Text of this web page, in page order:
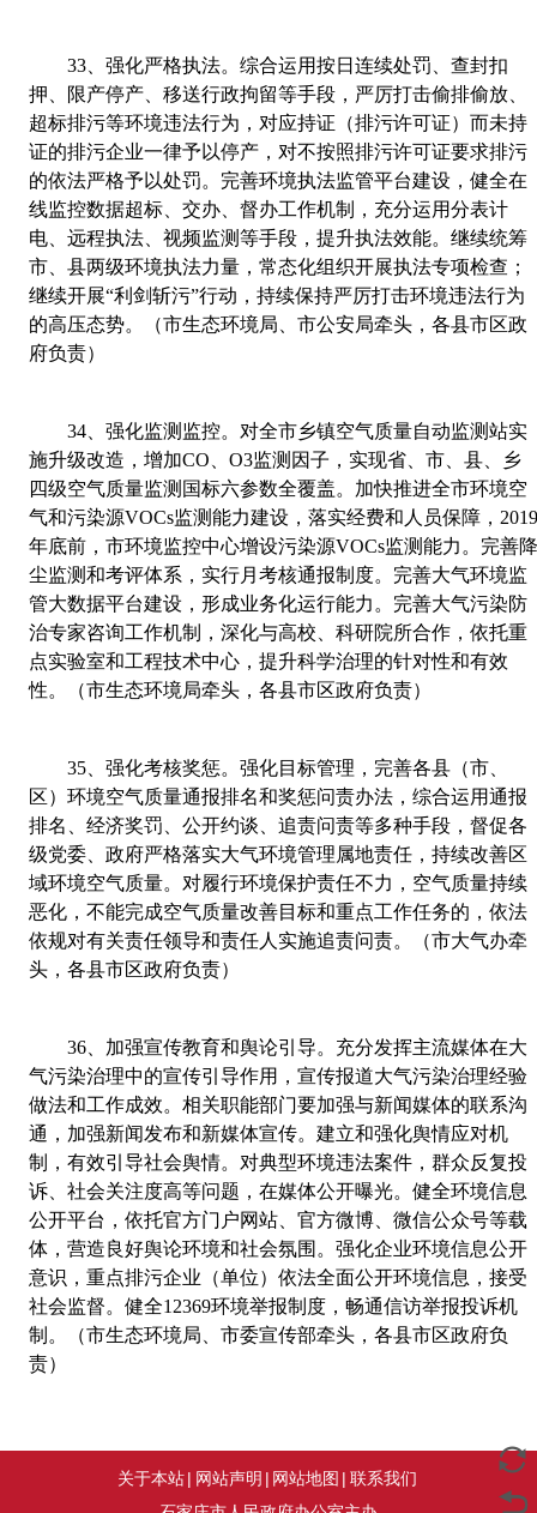
33 、强化严格执法。综合运用按日连续处罚、查封扣
押、限产停产、移送行政拘留等手段，严厉打击偷排偷放、
超标排污等环境违法行为，对应持证（排污许可证）而未持
证的排污企业一律予以停产，对不按照排污许可证要求排污
的依法严格予以处罚。完善环境执法监管平台建设，健全在
线监控数据超标、交办、督办工作机制，充分运用分表计
电、远程执法、视频监测等手段，提升执法效能。继续统筹
市、县两级环境执法力量，常态化组织开展执法专项检查；
继续开展“利剑斩污”行动，持续保持严厉打击环境违法行为
的高压态势。（市生态环境局、市公安局牵头，各县市区政
府负责）
34 、强化监测监控。对全市乡镇空气质量自动监测站实
施升级改造，增加CO 、O3监测因子，实现省、市、县、乡
四级空气质量监测国标六参数全覆盖。加快推进全市环境空
气和污染源VOCs监测能力建设，落实经费和人员保障，
年底前，市环境监控中心增设污染源VOCs监测能力。完善
尘监测和考评体系，实行月考核通报制度。完善大气环境监
管大数据平台建设，形成业务化运行能力。完善大气污染防
治专家咨询工作机制，深化与高校、科研院所合作，依托重
点实验室和工程技术中心，提升科学治理的针对性和有效
性。（市生态环境局牵头，各县市区政府负责）
35 、强化考核奖惩。强化目标管理，完善各县（市、
区）环境空气质量通报排名和奖惩问责办法，综合运用通报
排名、经济奖罚、公开约谈、追责问责等多种手段，督促各
级党委、政府严格落实大气环境管理属地责任，持续改善区
域环境空气质量。对履行环境保护责任不力，空气质量持续
恶化，不能完成空气质量改善目标和重点工作任务的，依法
依规对有关责任领导和责任人实施追责问责。（市大气办牵
头，各县市区政府负责）
36
加强宣传教育和舆论引导。充分发挥主流媒体在大
气污染治理中的宣传引导作用，宣传报道大气污染治理经验
做法和工作成效。相关职能部门要加强与新闻媒体的联系沟
通，加强新闻发布和新媒体宣传。建立和强化舆情应对机
制，有效引导社会舆情。对典型环境违法案件，群众反复投
诉、社会关注度高等问题，在媒体公开曝光。健全环境信息
公开平台，依托官方门户网站、官方微博、微信公众号等载
体，营造良好舆论环境和社会氛围。强化企业环境信息公开
意识，重点排污企业（单位）依法全面公开环境信息，接受
社会监督。健全12369环境举报制度，畅通信访举报投诉机
制。（市生态环境局、市委宣传部牵头，各县市区政府负
责）
关于本站| 网站声明 | 网站地图 | 联系我们